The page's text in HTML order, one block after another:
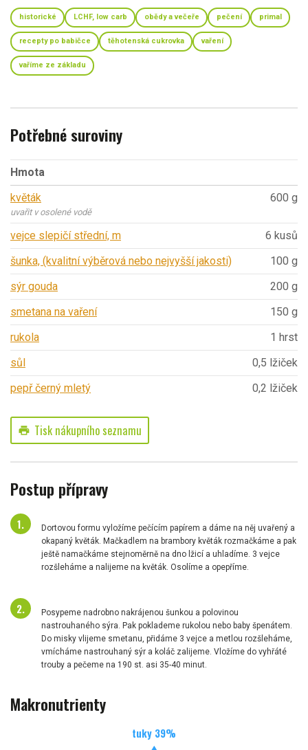
historické LCHF, low carb obědy a večeře pečení primal
recepty po babičce těhotenská cukrovka vaření
vaříme ze základu
Potřebné suroviny
Hmota
květák
uvařit v osolené vodě
600 g
vejce slepičí střední, m
6 kusů
šunka, (kvalitní výběrová nebo nejvyšší jakosti)
100 g
sýr gouda
200 g
smetana na vaření
150 g
rukola
1 hrst
sůl
0,5 lžiček
pepř černý mletý
0,2 lžiček
print Tisk nákupního seznamu
Postup přípravy
Dortovou formu vyložíme pečícím papírem a dáme na něj uvařený a
okapaný květák. Mačkadlem na brambory květák rozmačkáme a pak
ještě namačkáme stejnoměrně na dno lžicí a uhladíme. 3 vejce
rozšleháme a nalijeme na květák. Osolíme a opepříme.
Posypeme nadrobno nakrájenou šunkou a polovinou
nastrouhaného sýra. Pak poklademe rukolou nebo baby špenátem.
Do misky vlijeme smetanu, přidáme 3 vejce a metlou rozšleháme,
vmícháme nastrouhaný sýr a koláč zalijeme. Vložíme do vyhřáté
trouby a pečeme na 190 st. asi 35-40 minut.
Makronutrienty
tuky 39%